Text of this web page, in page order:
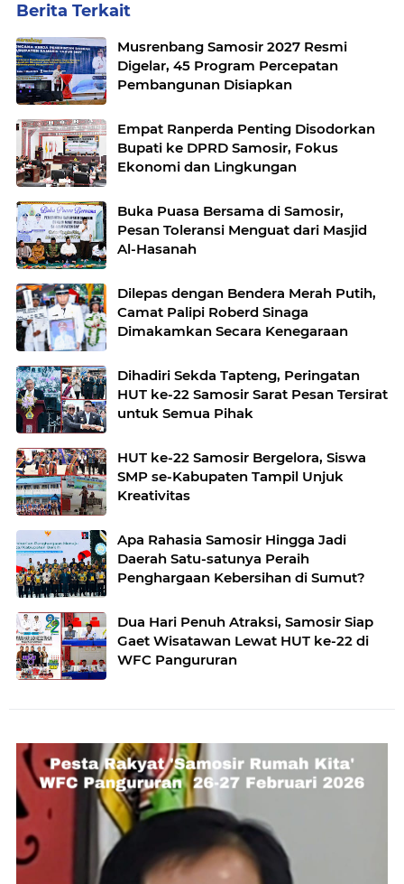
Berita Terkait
Musrenbang Samosir 2027 Resmi
Digelar, 45 Program Percepatan
Pembangunan Disiapkan
Empat Ranperda Penting Disodorkan
Bupati ke DPRD Samosir, Fokus
Ekonomi dan Lingkungan
Buka Puasa Bersama di Samosir,
Pesan Toleransi Menguat dari Masjid
Al-Hasanah
Dilepas dengan Bendera Merah Putih,
Camat Palipi Roberd Sinaga
Dimakamkan Secara Kenegaraan
Dihadiri Sekda Tapteng, Peringatan
HUT ke-22 Samosir Sarat Pesan Tersirat
untuk Semua Pihak
HUT ke-22 Samosir Bergelora, Siswa
SMP se-Kabupaten Tampil Unjuk
Kreativitas
Apa Rahasia Samosir Hingga Jadi
Daerah Satu-satunya Peraih
Penghargaan Kebersihan di Sumut?
Dua Hari Penuh Atraksi, Samosir Siap
Gaet Wisatawan Lewat HUT ke-22 di
WFC Pangururan